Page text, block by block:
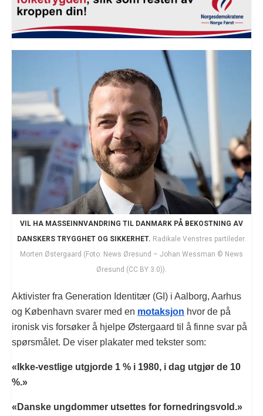
VIL HA MASSEINNVANDRING TIL DANMARK PÅ BEKOSTNING AV
DANSKERS TRYGGHET OG SIKKERHET. Radikale Venstres partileder.
Morten Østergaard (Foto: News Øresund – Johan Wessman © News
Øresund (CC BY 3.0)).
Aktivister fra Generation Identitær (GI) i Aalborg, Aarhus
og København svarer med en motaksjon hvor de på
ironisk vis forsøker å hjelpe Østergaard til å finne svar på
spørsmålet. De viser plakater med tekster som:
«Ikke-vestlige utgjorde 1 % i 1980, i dag utgjør de 10
%.»
«Danske ungdommer utsettes for fornedringsvold.»